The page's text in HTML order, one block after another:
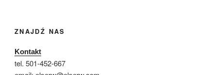
ZNAJDŹ NAS
Kontakt
tel. 501-452-667